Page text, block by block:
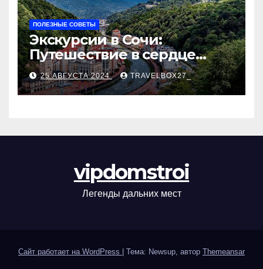
ПОЛЕЗНЫЕ СОВЕТЫ
Экскурсии в Сочи:
Путешествие в сердце
Черноморского курорта
25 АВГУСТА 2024 TRAVELBOX27_
vipdomstroi
Легенды дальних мест
Сайт работает на WordPress Тема: Newsup, автор Themeansar